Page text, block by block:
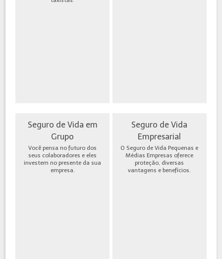
Seguro de Vida em
Grupo
Você pensa no futuro dos
seus colaboradores e eles
investem no presente da sua
empresa.
Seguro de Vida
Empresarial
O Seguro de Vida Pequenas e
Médias Empresas oferece
proteção, diversas
vantagens e benefícios.